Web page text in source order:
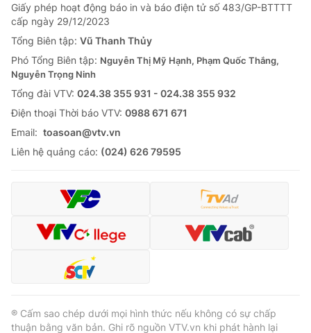
Giấy phép hoạt động báo in và báo điện tử số 483/GP-BTTTT
cấp ngày 29/12/2023
Tổng Biên tập: Vũ Thanh Thủy
Phó Tổng Biên tập: Nguyễn Thị Mỹ Hạnh, Phạm Quốc Thắng,
Nguyễn Trọng Ninh
Tổng đài VTV: 024.38 355 931 - 024.38 355 932
Ðiện thoại Thời báo VTV: 0988 671 671
Email: toasoan@vtv.vn
Liên hệ quảng cáo: (024) 626 79595
® Cấm sao chép dưới mọi hình thức nếu không có sự chấp
thuận bằng văn bản. Ghi rõ nguồn VTV.vn khi phát hành lại